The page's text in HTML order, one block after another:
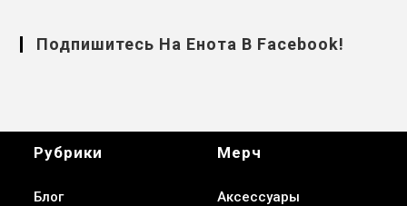
Подпишитесь На Енота В Facebook!
Рубрики
Блог
Мерч
Аксессуары